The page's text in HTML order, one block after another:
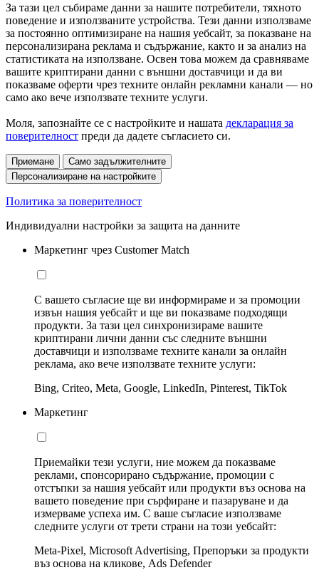
За тази цел събираме данни за нашите потребители, тяхното
поведение и използваните устройства. Тези данни използваме
за постоянно оптимизиране на нашия уебсайт, за показване на
персонализирана реклама и съдържание, както и за анализ на
статистиката на използване. Освен това можем да сравняваме
вашите криптирани данни с външни доставчици и да ви
показваме оферти чрез техните онлайн рекламни канали — но
само ако вече използвате техните услуги.
Моля, запознайте се с настройките и нашата декларация за
поверителност преди да дадете съгласието си.
Приемане
Само задължителните
Персонализиране на настройките
Политика за поверителност
Индивидуални настройки за защита на данните
Маркетинг чрез Customer Match
С вашето съгласие ще ви информираме и за промоции
извън нашия уебсайт и ще ви показваме подходящи
продукти. За тази цел синхронизираме вашите
криптирани лични данни със следните външни
доставчици и използваме техните канали за онлайн
реклама, ако вече използвате техните услуги:
Bing, Criteo, Meta, Google, LinkedIn, Pinterest, TikTok
Маркетинг
Приемайки тези услуги, ние можем да показваме
реклами, спонсорирано съдържание, промоции с
отстъпки за нашия уебсайт или продукти въз основа на
вашето поведение при сърфиране и пазаруване и да
измерваме успеха им. С ваше съгласие използваме
следните услуги от трети страни на този уебсайт:
Meta-Pixel, Microsoft Advertising, Препоръки за продукти
въз основа на кликове, Ads Defender